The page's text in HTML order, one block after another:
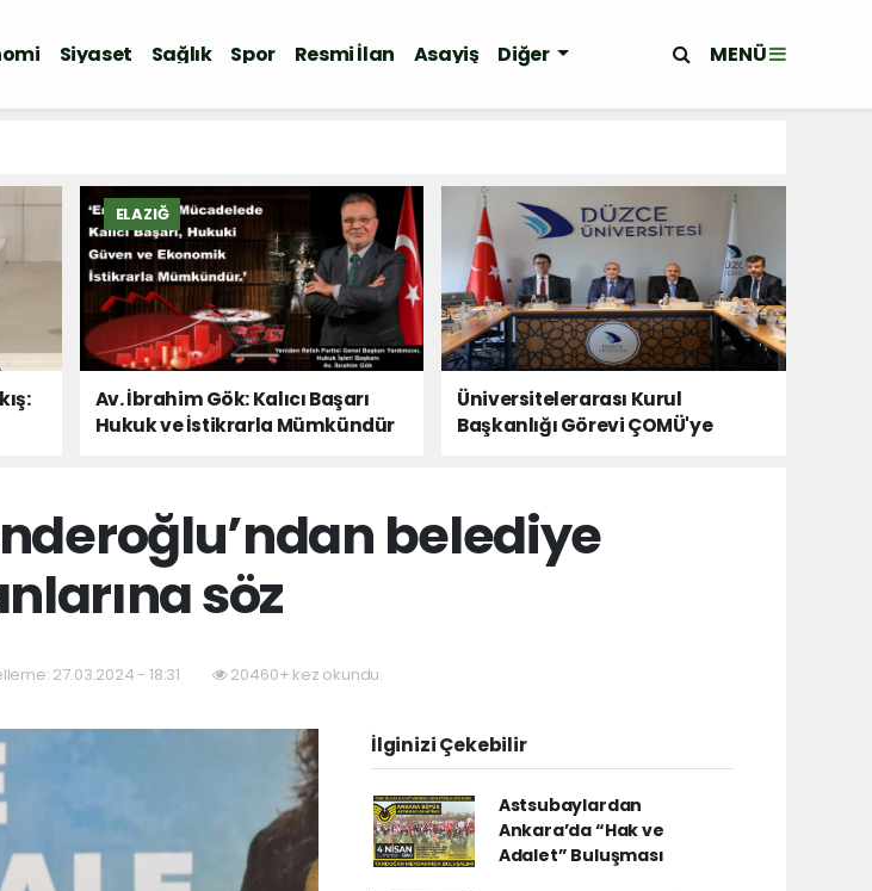
Siyaset Sağlık Spor Resmi İlan Asayiş Diğer MENÜ
ELAZIĞ
Av. İbrahim Gök: Kalıcı Başarı
Hukuk ve İstikrarla Mümkündür
Üniversitelerarası Kurul
Başkanlığı Görevi ÇOMÜ'ye
belediye
söz
27.03.2024 - 18:31 20460+ kez okundu.
İlginizi Çekebilir
Astsubaylardan
Ankara’da “Hak ve
Adalet” Buluşması